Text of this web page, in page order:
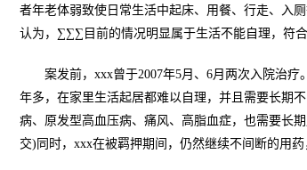
者年老体弱致使日常生活中起床、用餐、行走、入
认为，∑∑∑目前的情况明显属于生活不能自理，符
案发前，xxx曾于2007年5月、6月两次入院治
年多，在家里生活起居都难以自理，并且需要长期
病、原发型高血压病、痛风、高脂血症，也需要长
交)同时，xxx在被羁押期间，仍然继续不间断的用